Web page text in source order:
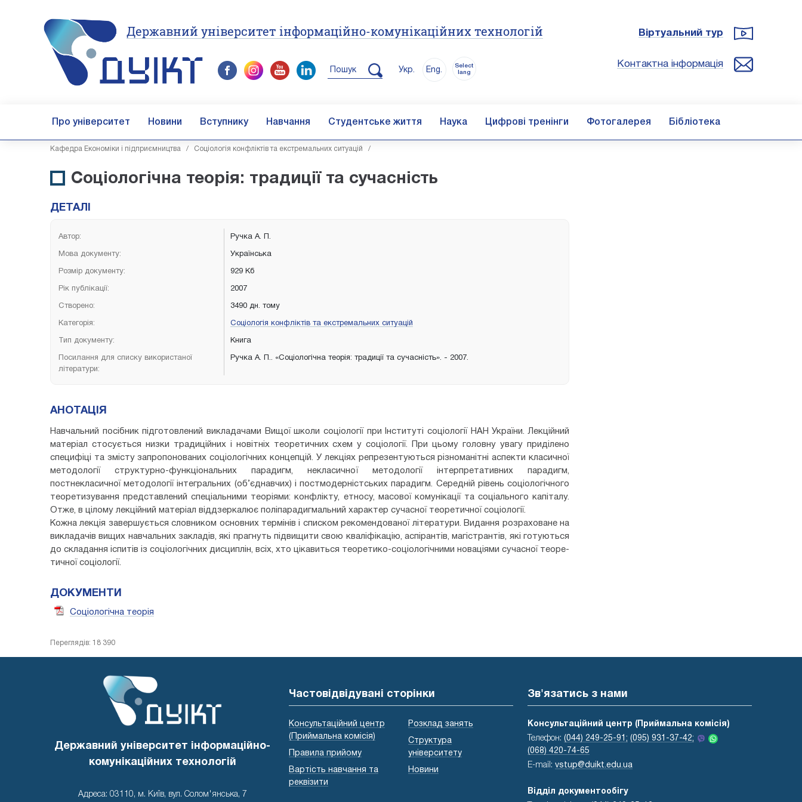
Державний університет інформаційно-комунікаційних технологій
Пошук Укр. Eng.
Select
lang
Віртуальний тур
Контактна інформація
Про університет Новини Вступнику Навчання Студентське життя Наука Цифрові тренінги Фотогалерея Бібліотека
Кафедра Економіки і підприємництва / Соціологія конфліктів та екстремальних ситуацій /
Соціологічна теорія: традиції та сучасність
ДЕТАЛІ
Автор: Ручка А. П.
Мова документу: Українська
Розмір документу: 929 Кб
Рік публікації: 2007
Створено: 3490 дн. тому
Категорія: Соціологія конфліктів та екстремальних ситуацій
Тип документу: Книга
Посилання для списку використаної
літератури:
Ручка А. П.. «Соціологічна теорія: традиції та сучасність». - 2007.
АНОТАЦІЯ
Навчальний посібник підготовлений викладачами Вищої школи соціології при Інституті соціології НАН України. Лекційний
матеріал стосується низки традиційних і новітніх теоретичних схем у соціології. При цьому головну увагу приділено
специфіці та змісту запропонованих соціологічних концепцій. У лекціях репрезентуються різноманітні аспекти класичної
методології структурно-функціональних парадигм, некласичної методології інтерпретативних парадигм,
постнекласичної методології інтегральних (об’єднавчих) і постмодерністських парадигм. Середній рівень соціологічного
теоретизування представлений спеціальними теоріями: конфлікту, етносу, масової комунікації та соціального капіталу.
Отже, в цілому лекційний матеріал віддзеркалює поліпарадигмальний характер сучасної теоретичної соціології.
Кожна лекція завершується словником основних термінів і списком рекомендованої літератури. Видання розраховане на
викладачів вищих навчальних закладів, які прагнуть підвищити свою кваліфікацію, аспірантів, магістрантів, які готуються
до складання іспитів із соціологічних дисциплін, всіх, хто цікавиться теоретико-соціологічними новаціями сучасної теоре-
тичної соціології.
ДОКУМЕНТИ
Соціологічна теорія
Переглядів: 18 390
Державний університет інформаційно-
комунікаційних технологій
Адреса: 03110, м. Київ, вул. Солом'янська, 7
Частовідвідувані сторінки
Консультаційний центр
(Приймальна комісія)
Правила прийому
Вартість навчання та
реквізити
Розклад занять
Структура
університету
Новини
Зв'язатись з нами
Консультаційний центр (Приймальна комісія)
Телефон: (044) 249-25-91; (095) 931-37-42;
(068) 420-74-65
E-mail: vstup@duikt.edu.ua
Відділ документообігу